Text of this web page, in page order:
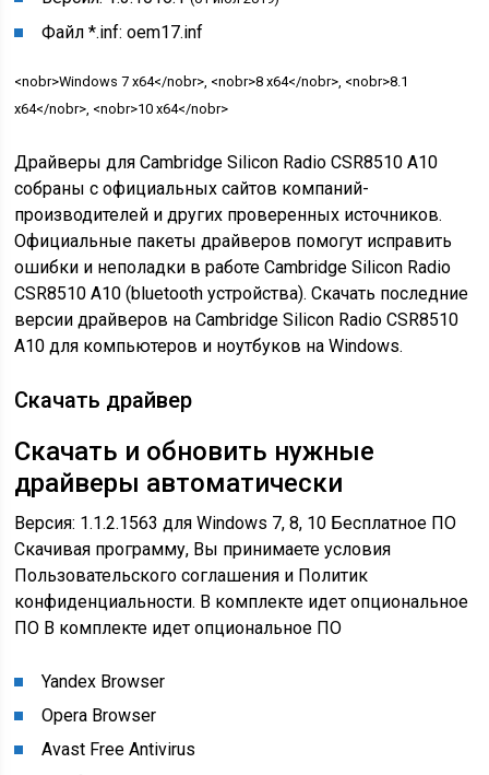
Файл *.inf: oem17.inf
<nobr>Windows 7 x64</nobr>, <nobr>8 x64</nobr>, <nobr>8.1
x64</nobr>, <nobr>10 x64</nobr>
Драйверы для Cambridge Silicon Radio CSR8510 A10
собраны с официальных сайтов компаний-
производителей и других проверенных источников.
Официальные пакеты драйверов помогут исправить
ошибки и неполадки в работе Cambridge Silicon Radio
CSR8510 A10 (bluetooth устройства). Скачать последние
версии драйверов на Cambridge Silicon Radio CSR8510
A10 для компьютеров и ноутбуков на Windows.
Скачать драйвер
Скачать и обновить нужные
драйверы автоматически
Версия: 1.1.2.1563 для Windows 7, 8, 10 Бесплатное ПО
Скачивая программу, Вы принимаете условия
Пользовательского соглашения и Политик
конфиденциальности. В комплекте идет опциональное
ПО В комплекте идет опциональное ПО
Yandex Browser
Opera Browser
Avast Free Antivirus